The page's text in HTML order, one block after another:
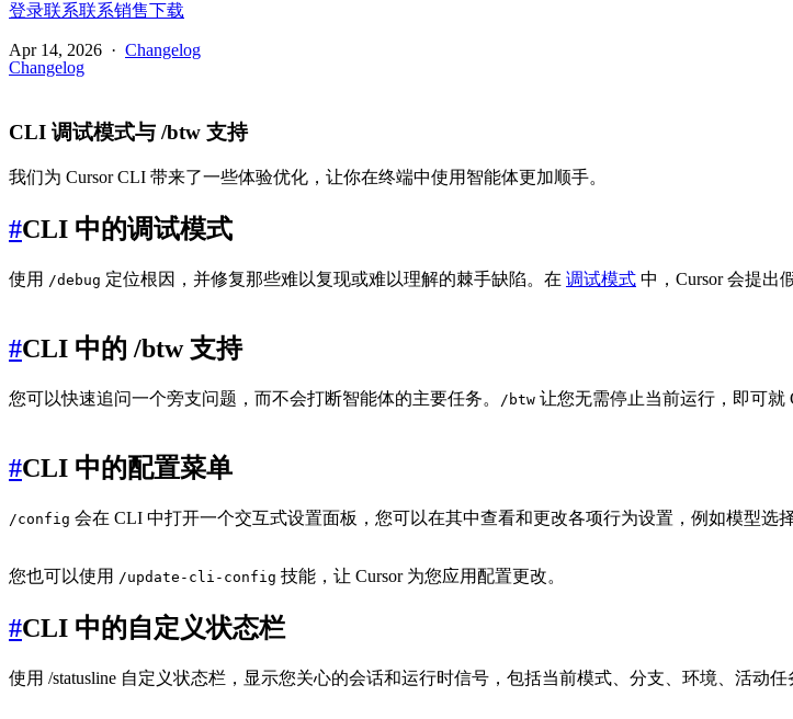
登录联系联系销售下载
Apr 14, 2026 · Changelog
Changelog
CLI 调试模式与 /btw 支持
我们为 Cursor CLI 带来了一些体验优化，让你在终端中使用智能体更加顺手。
#CLI 中的调试模式
使用 /debug 定位根因，并修复那些难以复现或难以理解的棘手缺陷。在 调试模式 中，Cursor 会提出
#CLI 中的 /btw 支持
您可以快速追问一个旁支问题，而不会打断智能体的主要任务。 /btw 让您无需停止当前运行，即可就
#CLI 中的配置菜单
/config 会在 CLI 中打开一个交互式设置面板，您可以在其中查看和更改各项行为设置，例如模型选
您也可以使用 /update-cli-config 技能，让 Cursor 为您应用配置更改。
#CLI 中的自定义状态栏
使用 /statusline 自定义状态栏，显示您关心的会话和运行时信号，包括当前模式、分支、环境、活动任